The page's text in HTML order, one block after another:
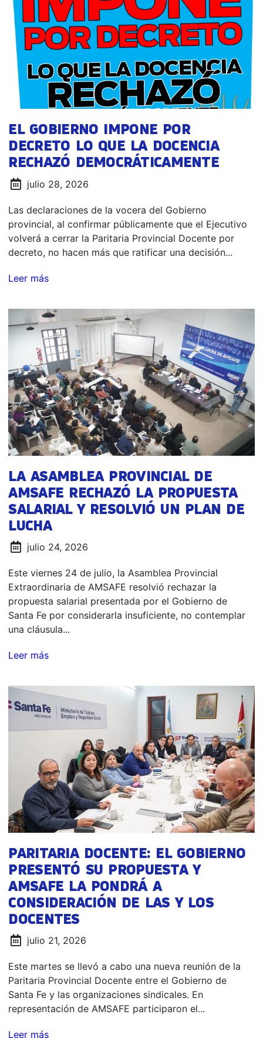
EL GOBIERNO IMPONE POR
DECRETO LO QUE LA DOCENCIA
RECHAZÓ DEMOCRÁTICAMENTE
julio 28, 2026
Las declaraciones de la vocera del Gobierno
provincial, al confirmar públicamente que el Ejecutivo
volverá a cerrar la Paritaria Provincial Docente por
decreto, no hacen más que ratificar una decisión...
Leer más
LA ASAMBLEA PROVINCIAL DE
AMSAFE RECHAZÓ LA PROPUESTA
SALARIAL Y RESOLVIÓ UN PLAN DE
LUCHA
julio 24, 2026
Este viernes 24 de julio, la Asamblea Provincial
Extraordinaria de AMSAFE resolvió rechazar la
propuesta salarial presentada por el Gobierno de
Santa Fe por considerarla insuficiente, no contemplar
una cláusula...
Leer más
PARITARIA DOCENTE: EL GOBIERNO
PRESENTÓ SU PROPUESTA Y
AMSAFE LA PONDRÁ A
CONSIDERACIÓN DE LAS Y LOS
DOCENTES
julio 21, 2026
Este martes se llevó a cabo una nueva reunión de la
Paritaria Provincial Docente entre el Gobierno de
Santa Fe y las organizaciones sindicales. En
representación de AMSAFE participaron el...
Leer más